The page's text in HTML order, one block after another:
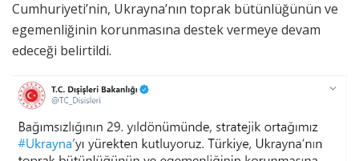
Cumhuriyeti’nin, Ukrayna’nın toprak bütünlüğünün ve
egemenliğinin korunmasına destek vermeye devam
edeceği belirtildi.